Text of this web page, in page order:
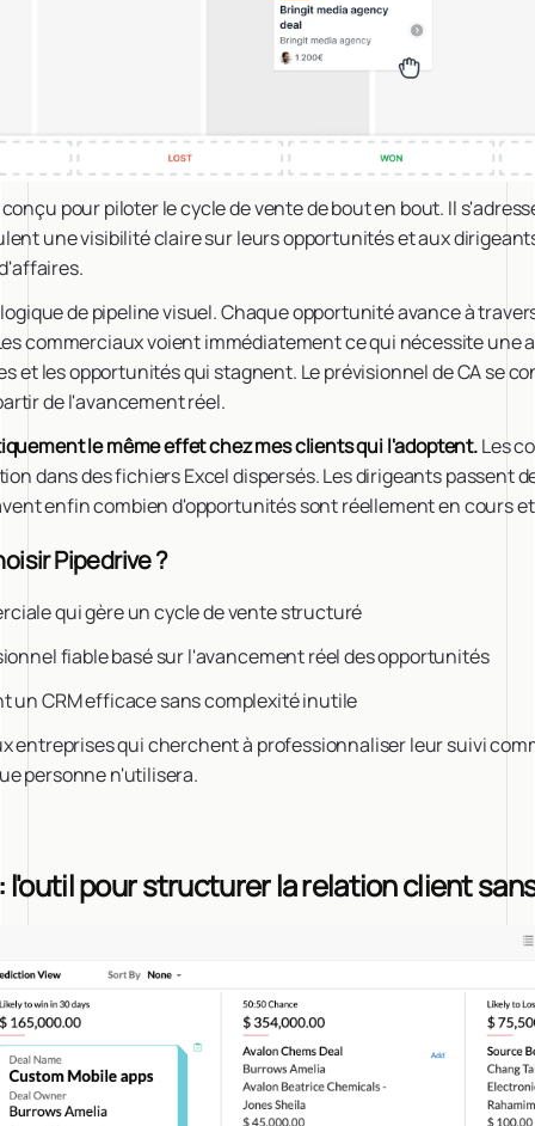
pour piloter le cycle de vente de bout en bout. Il
une visibilité claire sur leurs opportunités et aux
de pipeline visuel. Chaque opportunité avance à
commerciaux voient immédiatement ce qui nécessite une
et les opportunités qui stagnent. Le prévisionnel de CA se
de l'avancement réel.
le même effet chez mes clients qui l'adoptent.Les
dans des fichiers Excel dispersés. Les dirigeants passent
enfin combien d'opportunités sont réellement en cours
Pipedrive ?
qui gère un cycle de vente structuré
fiable basé sur l'avancement réel des opportunités
un CRM efficace sans complexité inutile
entreprises qui cherchent à professionnaliser leur suivi
personne n'utilisera.
l'outil pour structurer la relation client